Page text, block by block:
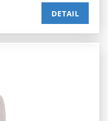
DETAIL